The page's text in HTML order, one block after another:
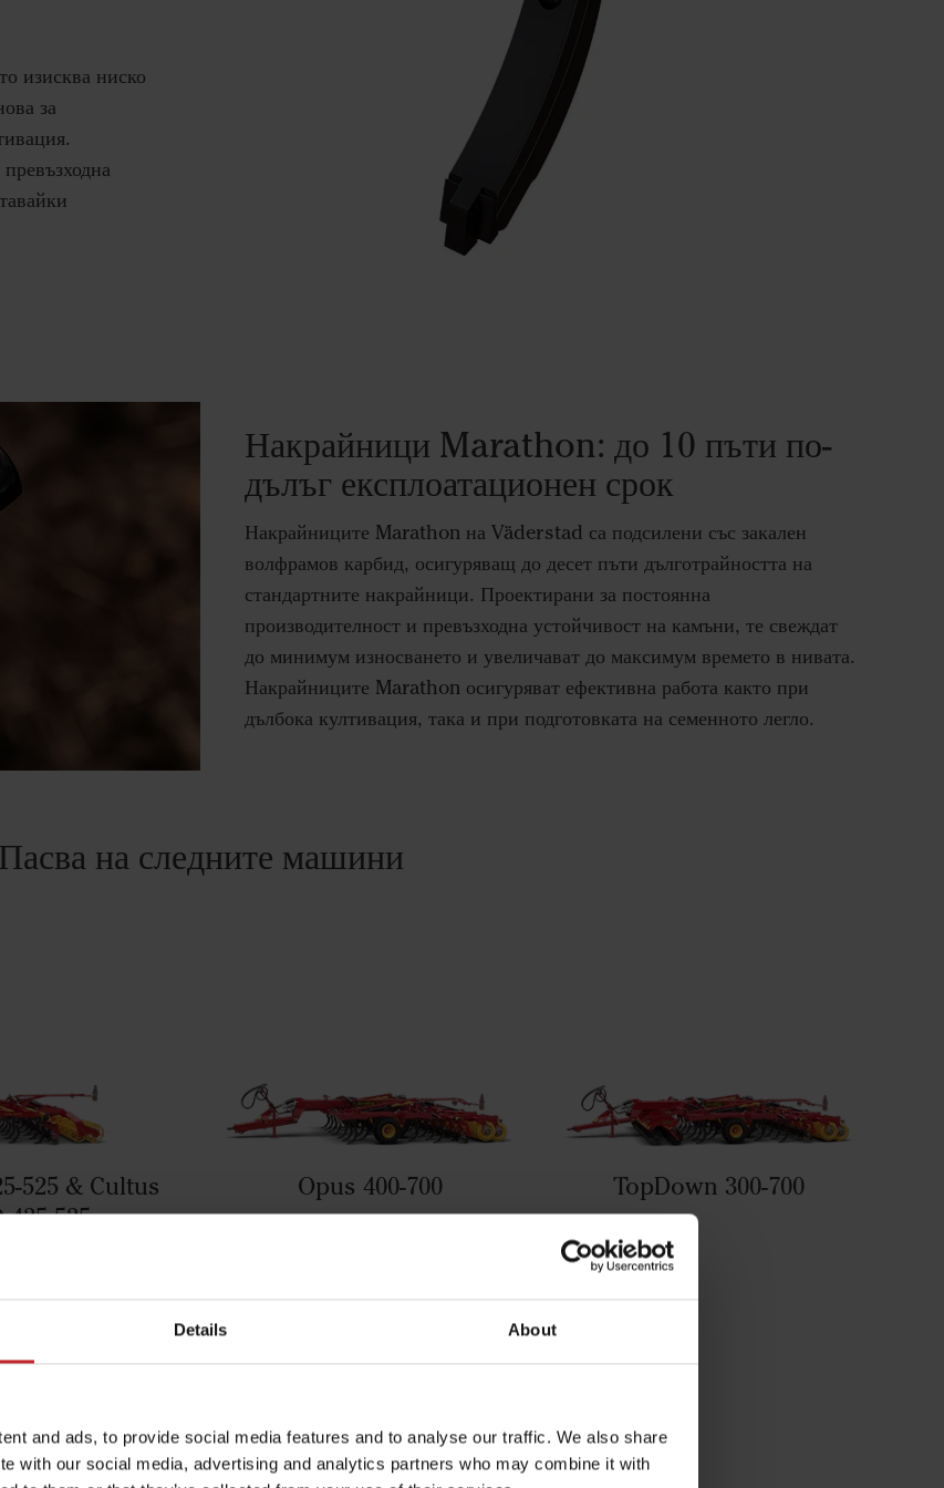
Details About
and ads, to provide social media features and to analyse our traffic. We also share
with our social media, advertising and analytics partners who may combine it with
изисква ниско
за
Накрайници Marathon: до 10 пъти по-
дълъг експлоатационен срок
Накрайниците Marathon на Väderstad са подсилени със закален
волфрамов карбид, осигуряващ до десет пъти дълготрайността на
стандартните накрайници. Проектирани за постоянна
производителност и превъзходна устойчивост на камъни, те свеждат
до минимум износването и увеличават до максимум времето в нивата.
Накрайниците Marathon осигуряват ефективна работа както при
дълбока култивация, така и при подготовката на семенното легло.
Пасва на следните машини
525 & Cultus
425-525
Opus 400-700 TopDown 300-700
със следните продукти